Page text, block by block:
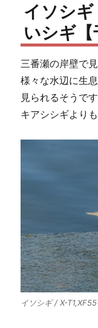
イソシギ
いシギ【
三番瀬の岸壁で
様々な水辺に生
見られるそうです
キアシシギより
イソシギ / X-